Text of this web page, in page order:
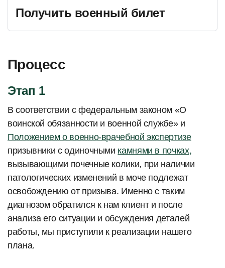
Получить военный билет
Процесс
Этап 1
В соответствии с федеральным законом «О
воинской обязанности и военной службе» и
Положением о военно-врачебной экспертизе
призывники с одиночными камнями в почках,
вызывающими почечные колики, при наличии
патологических изменений в моче подлежат
освобождению от призыва. Именно с таким
диагнозом обратился к нам клиент и после
анализа его ситуации и обсуждения деталей
работы, мы приступили к реализации нашего
плана.